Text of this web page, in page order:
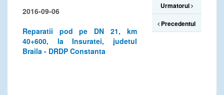
2016-09-06
Reparatii pod pe DN 21, km
40+600, la Insuratei, judetul
Braila - DRDP Constanta
Urmatorul
Precedentul